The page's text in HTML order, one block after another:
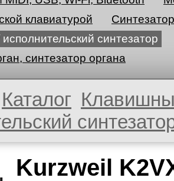
клавиатурой
Синтезатор
синтезатор
синтезатор органа
Каталог
Kurzweil